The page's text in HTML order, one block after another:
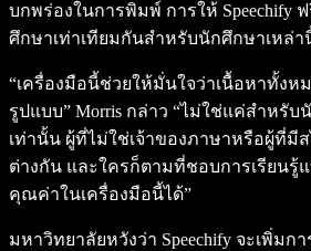
บกพร่องในการพิมพ์ การให้ Speechify
ศึกษาเท่าเทียมกันสำหรับนักศึกษาเหล่า
“เครื่องมือนี้ช่วยให้มั่นใจว่าเนื้อหาทั้งห
รูปแบบ” Morris กล่าว “ไม่ใช่แค่สำหรั
เท่านั้น ผู้ที่ไม่ใช่เจ้าของภาษาหรือผู้ที่มี
ต่างกัน และใครก็ตามที่ชอบการเรียนรู้
คุณค่าในเครื่องมือนี้ได้”
มหาวิทยาลัยหวังว่า Speechify จะเพิ่มก